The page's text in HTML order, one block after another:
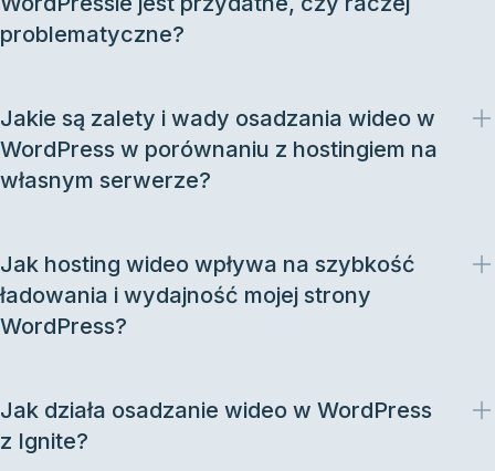
problematyczne?
Jakie są zalety i wady osadzania wideo w
WordPress w porównaniu z hostingiem na
własnym serwerze?
Jak hosting wideo wpływa na szybkość
ładowania i wydajność mojej strony
WordPress?
Jak działa osadzanie wideo w WordPress
z Ignite?